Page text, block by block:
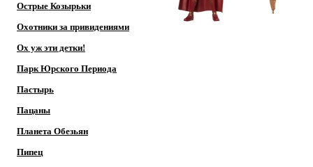
Острые Козырьки
Охотники за привидениями
Ох уж эти детки!
Парк Юрского Периода
Пастырь
Пацаны
Планета Обезьян
Пипец